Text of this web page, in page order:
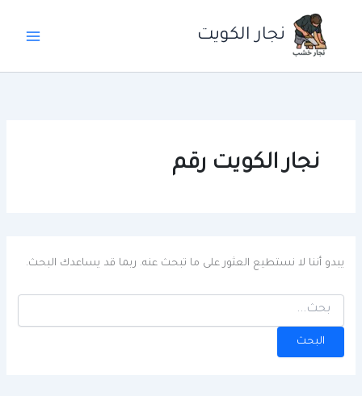
المحتوى
نجار الكويت
نجار الكويت رقم
يبدو أننا لا نستطيع العثور على ما تبحث عنه. ربما قد يساعدك البحث.
عن: